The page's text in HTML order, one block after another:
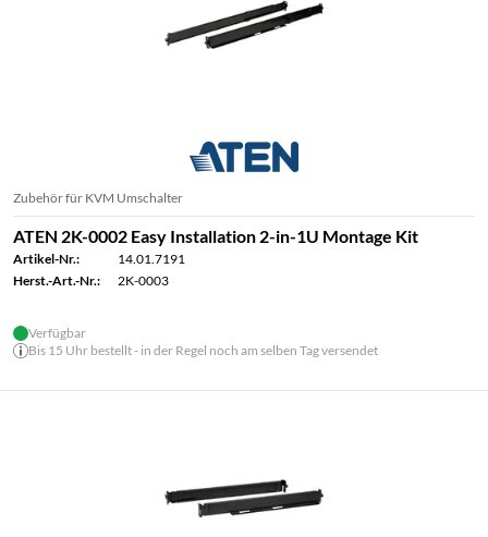
Zubehör für KVM Umschalter
ATEN 2K-0002 Easy Installation 2-in-1U Montage Kit
Artikel-Nr.:
14.01.7191
Herst.-Art.-Nr.:
2K-0003
Verfügbar
Bis 15 Uhr bestellt - in der Regel noch am selben Tag versendet